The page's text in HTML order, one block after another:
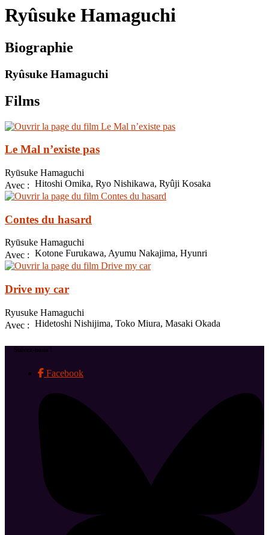
site
Ryûsuke Hamaguchi
Biographie
Ryûsuke Hamaguchi
Films
Le Mal n’existe pas
Ryūsuke Hamaguchi
Avec : Hitoshi Omika, Ryo Nishikawa, Ryûji Kosaka
Contes du hasard
Ryūsuke Hamaguchi
Avec : Kotone Furukawa, Ayumu Nakajima, Hyunri
Drive my car
Ryusuke Hamaguchi
Avec : Hidetoshi Nishijima, Toko Miura, Masaki Okada
Suivez-nous !
Facebook